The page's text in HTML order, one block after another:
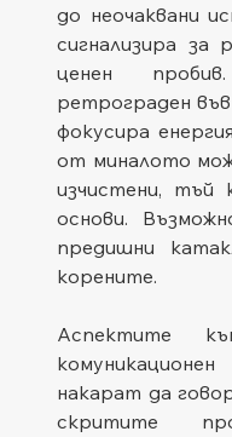
до неочаквани
сигнализира за
ценен
ретрограден
фокусира
от миналото
изчистени, тъй
основи.
предишни
корените.
Аспектите
накарат да
скритите